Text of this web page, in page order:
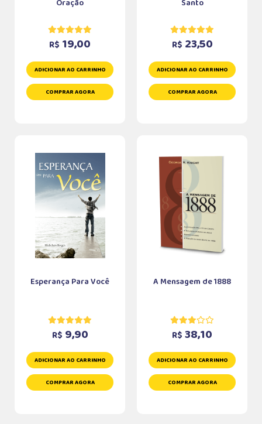
Oração
R$ 19,00
ADICIONAR AO CARRINHO
COMPRAR AGORA
Santo
R$ 23,50
ADICIONAR AO CARRINHO
COMPRAR AGORA
Esperança Para Você
R$ 9,90
ADICIONAR AO CARRINHO
COMPRAR AGORA
A Mensagem de 1888
R$ 38,10
ADICIONAR AO CARRINHO
COMPRAR AGORA